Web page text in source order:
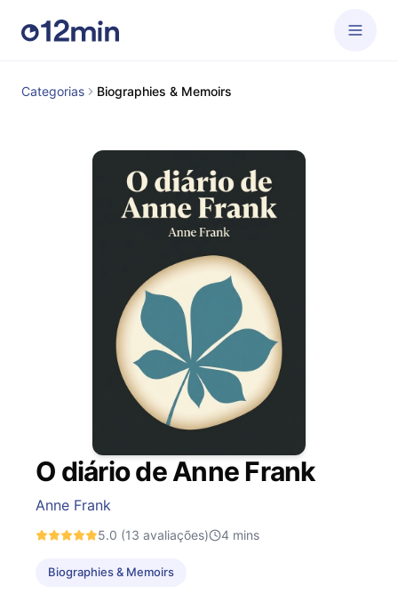
Categorias Biographies & Memoirs
O diário de Anne Frank
Anne Frank
5.0 (13 avaliações) 4 mins
Biographies & Memoirs